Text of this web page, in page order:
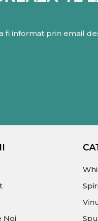
fi informat prin email
Noi